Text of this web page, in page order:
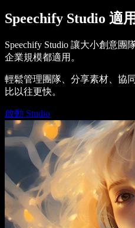
Speechify Studio 適
Speechify Studio 讓大小創意
企業規模都適用。
輕鬆管理團隊、分享素材、協
比以往更快。
啟動 Studio